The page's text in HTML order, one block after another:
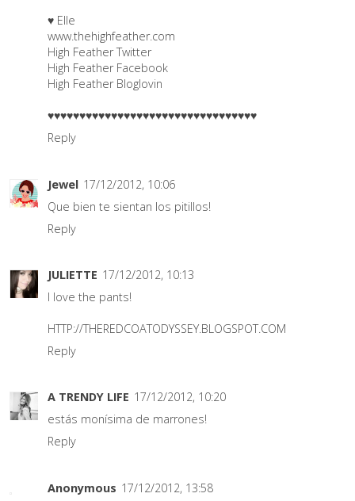
♥ Elle
www.thehighfeather.com
High Feather Twitter
High Feather Facebook
High Feather Bloglovin
♥♥♥♥♥♥♥♥♥♥♥♥♥♥♥♥♥♥♥♥♥♥♥♥♥♥♥♥♥♥♥♥♥
Reply
Jewel 17/12/2012, 10:06
Que bien te sientan los pitillos!
Reply
JULIETTE 17/12/2012, 10:13
I love the pants!
HTTP://THEREDCOATODYSSEY.BLOGSPOT.COM
Reply
A TRENDY LIFE 17/12/2012, 10:20
estás monísima de marrones!
Reply
Anonymous 17/12/2012, 13:58